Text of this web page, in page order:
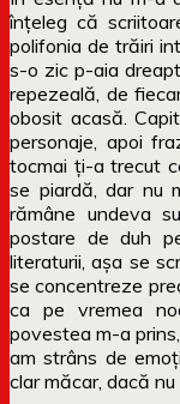
înțeleg că
polifonia de trăiri
s-o zic p-aia
repezeală, de
obosit acasă.
personaje, apoi
tocmai ți-a trecut
se piardă, dar nu
rămâne undeva
postare de duh
literaturii, așa se
se concentreze
ca pe vremea
povestea m-a
am strâns de
clar măcar, dacă